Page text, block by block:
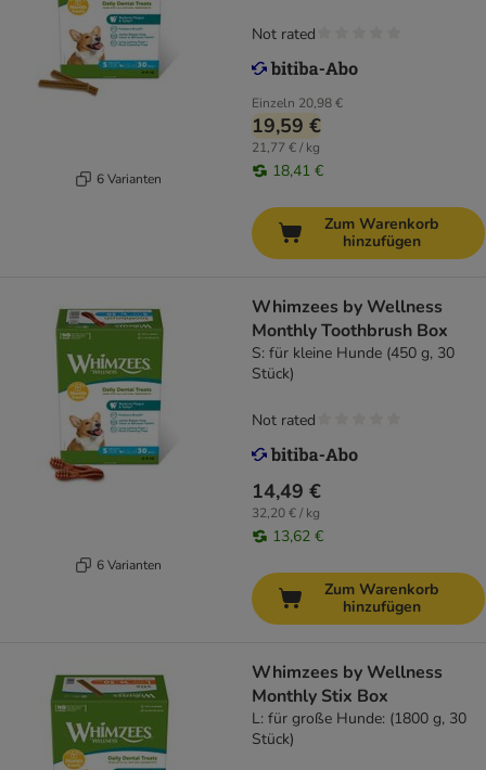
6 Varianten
Einzeln 20,98 €
19,59 €
21,77 € / kg
18,41 €
Not rated
Zum Warenkorb
hinzufügen
6 Varianten
Whimzees by Wellness
Monthly Toothbrush Box
S: für kleine Hunde (450 g, 30
Stück)
14,49 €
32,20 € / kg
13,62 €
Not rated
Zum Warenkorb
hinzufügen
Whimzees by Wellness
Monthly Stix Box
L: für große Hunde: (1800 g, 30
Stück)